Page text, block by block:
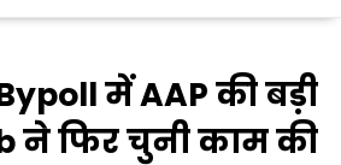
में AAP की बड़ी
ने फिर चुनी काम की